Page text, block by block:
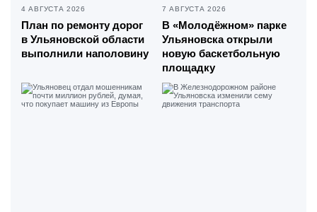
4 АВГУСТА 2026
План по ремонту дорог
в Ульяновской области
выполнили наполовину
7 АВГУСТА 2026
В «Молодёжном» парке
Ульяновска открыли
новую баскетбольную
площадку